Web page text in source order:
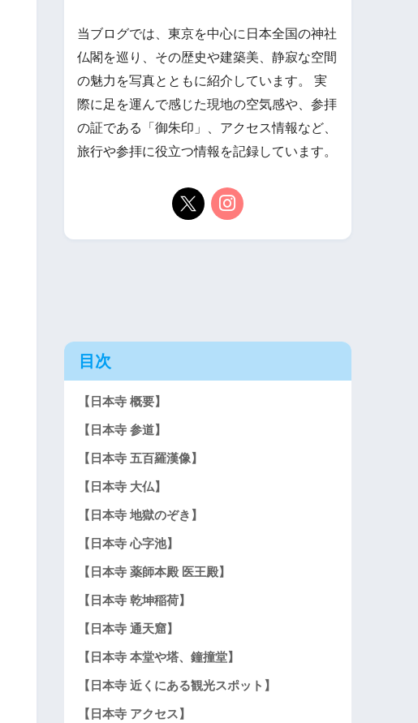
当ブログでは、東京を中心に日本全国の神社
仏閣を巡り、その歴史や建築美、静寂な空間
の魅力を写真とともに紹介しています。 実
際に足を運んで感じた現地の空気感や、参拝
の証である「御朱印」、アクセス情報など、
旅行や参拝に役立つ情報を記録しています。
目次
【日本寺 概要】
【日本寺 参道】
【日本寺 五百羅漢像】
【日本寺 大仏】
【日本寺 地獄のぞき】
【日本寺 心字池】
【日本寺 薬師本殿 医王殿】
【日本寺 乾坤稲荷】
【日本寺 通天窟】
【日本寺 本堂や塔、鐘撞堂】
【日本寺 近くにある観光スポット】
【日本寺 アクセス】